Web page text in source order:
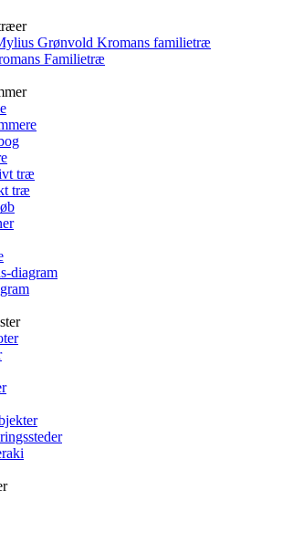
Grønvold Kromans familietræ
Familietræ
træ
træ
diagram